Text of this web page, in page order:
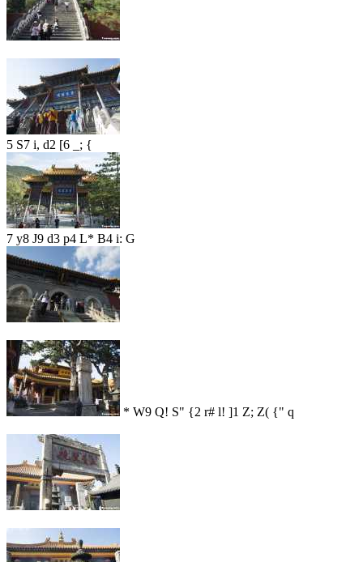
5 S7 i, d2 [6 _; {
7 y8 J9 d3 p4 L* B4 i: G
* W9 Q! S" {2 r# l! ]1 Z; Z( {" q